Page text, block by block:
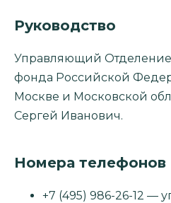
Руководство
Управляющий
фонда Российской
Москве и Московской
Сергей Иванович.
Номера телефонов
+7 (495) 986-26-12 —